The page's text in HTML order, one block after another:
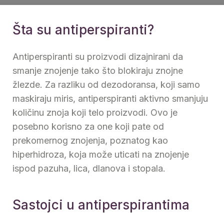
Šta su antiperspiranti?
Antiperspiranti su proizvodi dizajnirani da
smanje znojenje tako što blokiraju znojne
žlezde. Za razliku od dezodoransa, koji samo
maskiraju miris, antiperspiranti aktivno smanjuju
količinu znoja koji telo proizvodi. Ovo je
posebno korisno za one koji pate od
prekomernog znojenja, poznatog kao
hiperhidroza, koja može uticati na znojenje
ispod pazuha, lica, dlanova i stopala.
Sastojci u antiperspirantima